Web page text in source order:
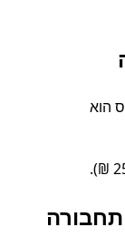
הוא
תחבורה